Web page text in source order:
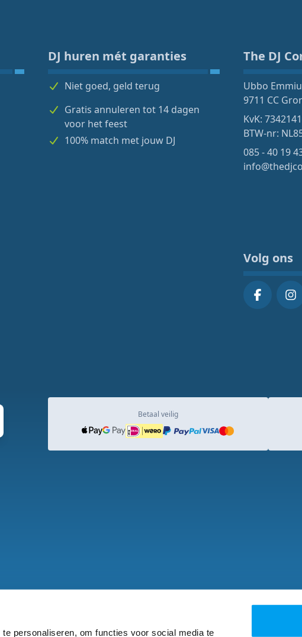
personaliseren, om functies voor social media te
DJ huren mét garanties
Niet goed, geld terug
Gratis annuleren tot 14 dagen
voor het feest
100% match met jouw DJ
The DJ
Ubbo
9711 CC
KvK:
BTW-nr:
085 - 40 19
Volg ons
Betaal veilig